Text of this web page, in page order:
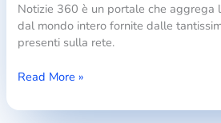
Notizie 360 è un portale che aggrega
dal mondo intero fornite dalle
presenti sulla rete.
Ultime
di
Read More »